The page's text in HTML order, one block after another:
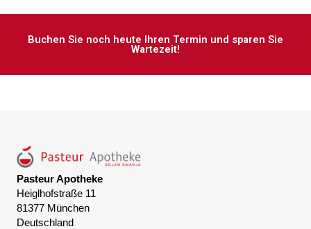
Buchen Sie noch heute Ihren Termin und sparen Sie
Wartezeit!
Pasteur Apotheke
Heiglhofstraße 11
81377 München
Deutschland